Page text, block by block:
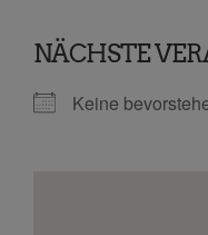
NÄCHSTE
Keine